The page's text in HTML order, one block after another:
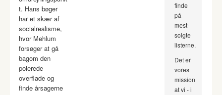
t. Hans bøger
har et skær af
socialrealisme,
hvor Mehlum
forsøger at gå
bagom den
polerede
overflade og
finde årsagerne
finde
på
mest-
solgte
listerne.
Det er
vores
mission
at vi - i